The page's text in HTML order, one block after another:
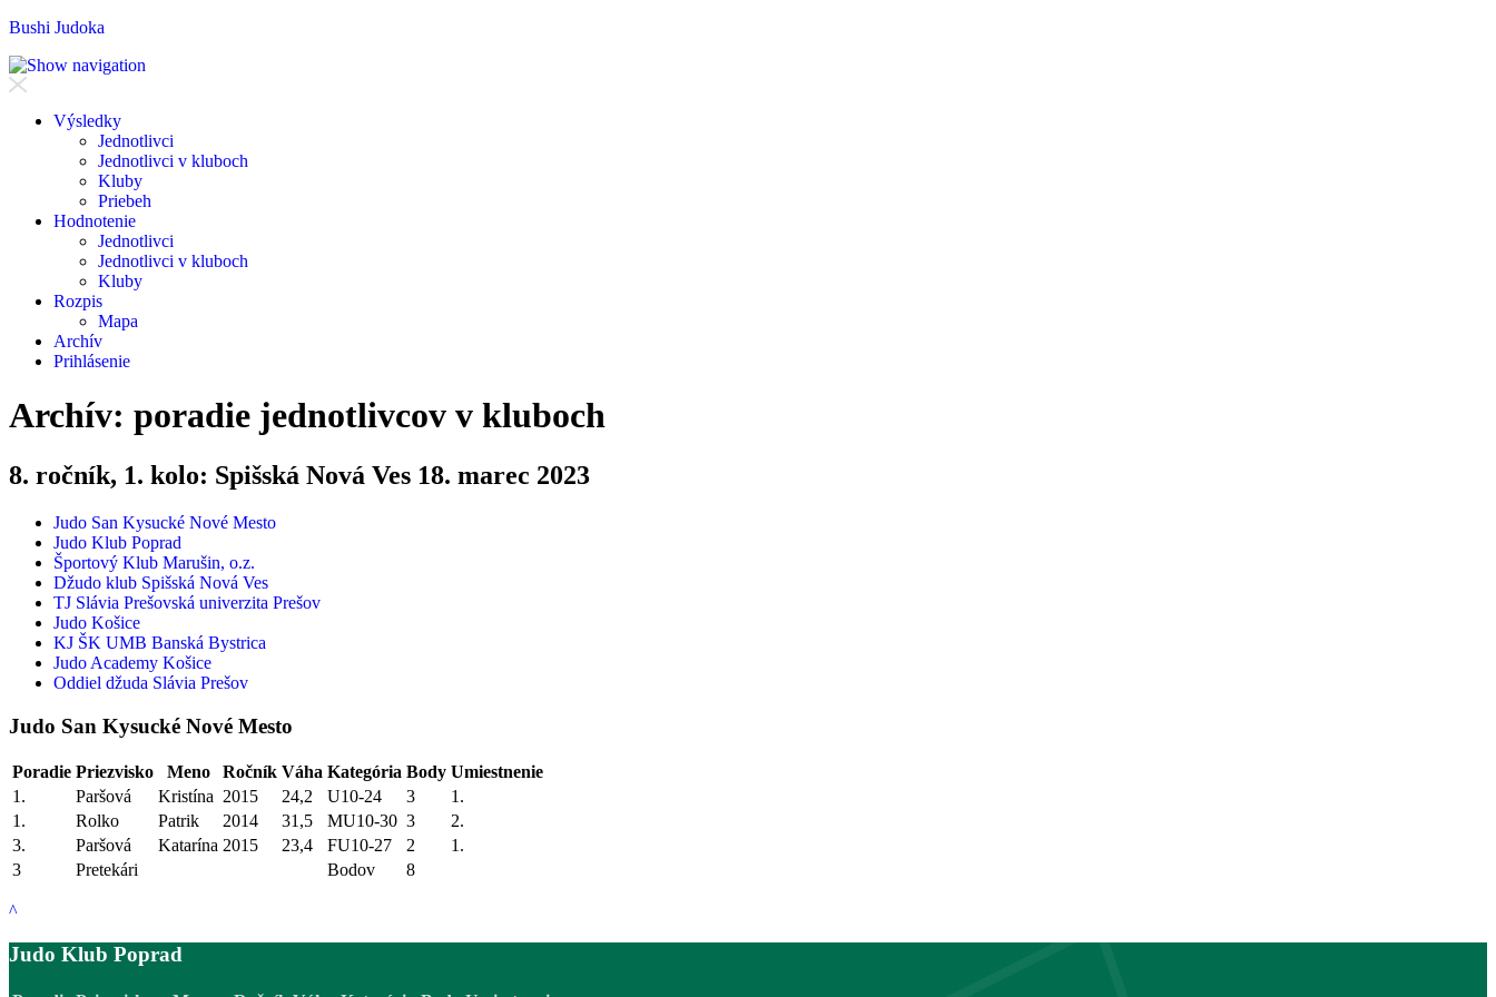
Bushi Judoka
Výsledky
Jednotlivci
Jednotlivci v kluboch
Kluby
Priebeh
Hodnotenie
Jednotlivci
Jednotlivci v kluboch
Kluby
Rozpis
Mapa
Archív
Prihlásenie
Archív: poradie jednotlivcov v kluboch
8. ročník, 1. kolo: Spišská Nová Ves 18. marec 2023
Judo San Kysucké Nové Mesto
Judo Klub Poprad
Športový Klub Marušin, o.z.
Džudo klub Spišská Nová Ves
TJ Slávia Prešovská univerzita Prešov
Judo Košice
KJ ŠK UMB Banská Bystrica
Judo Academy Košice
Oddiel džuda Slávia Prešov
Judo San Kysucké Nové Mesto
Poradie Priezvisko Meno Ročník Váha Kategória Body Umiestnenie
1.
Paršová Kristína 2015 24,2 U10-24 3
1.
1.
Rolko Patrik 2014 31,5 MU10-30 3
2.
3.
Paršová Katarína 2015 23,4 FU10-27 2
1.
3
Pretekári Bodov 8
^
Judo Klub Poprad